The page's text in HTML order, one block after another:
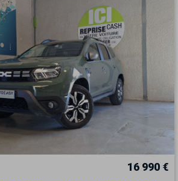
16 990 €